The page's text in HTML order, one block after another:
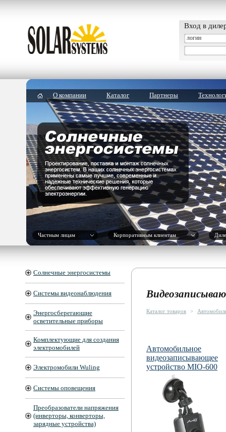
Вход в
О компании Каталог Партнеры
Частным лицам Корпоративным клиентам
Солнечные энергосистемы
Системы видеонаблюдения
Энергосберегающие
осветительные приборы
Комплектующие для создания
электромобилей
Электромобили Wuling
Системы оповещения
Преобразователи напряжения
(инверторы, конверторы,
зарядные устройства)
Каталог товаров >
Автомобильное
видеозаписывающее
устройство MIO-600